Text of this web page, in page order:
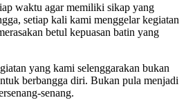
waktu agar memiliki sikap yang
setiap kali kami menggelar kegiatan
betul kepuasan batin yang
yang kami selenggarakan bukan
berbangga diri. Bukan pula menjadi
senang.